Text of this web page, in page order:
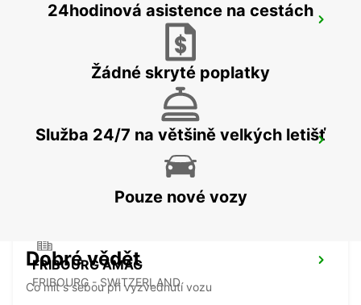
SOLOTHURN ZUCHWIL AUTO WEBER
ZUCHWIL - SWITZERLAND
THUN AMAG
FRIBOURG AMAG
FRIBOURG - SWITZERLAND
24hodinová asistence na cestách
Žádné skryté poplatky
Služba 24/7 na většině velkých letišť
Pouze nové vozy
Dobré vědět
Co mít s sebou při vyzvednutí vozu